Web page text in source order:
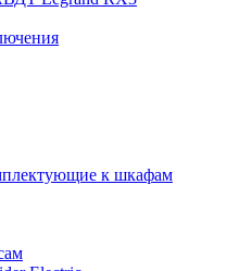
к шкафам